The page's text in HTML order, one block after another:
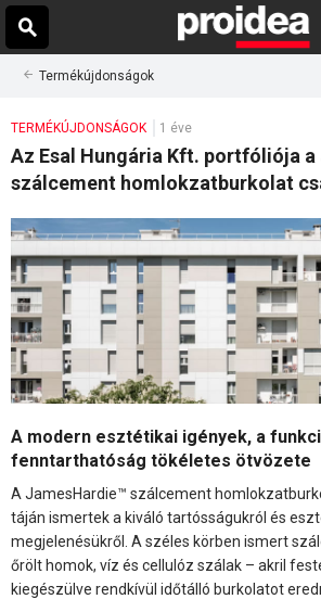
Termékújdonságok
TERMÉKÚJDONSÁGOK 1 éve
Az Esal Hungária Kft. portfóliója
szálcement homlokzatburkolat
A modern esztétikai igények, a
fenntarthatóság tökéletes ötvözete
A JamesHardie™ szálcement
táján ismertek a kiváló tartósságukról és
megjelenésükről. A széles körben ismert
őrölt homok, víz és cellulóz szálak – akril
kiegészülve rendkívül időtálló burkolatot